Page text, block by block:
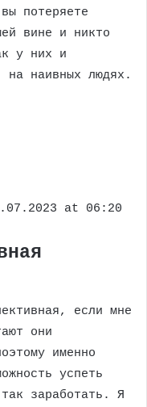
потеряете
вине и никто
у них и
на наивных людях.
at 06:20
если мне
они
именно
успеть
заработать. Я